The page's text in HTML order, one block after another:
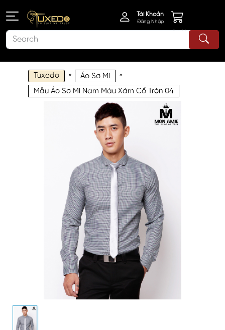
Tài Khoản
Đăng Nhập
Giỏ Hàng
Tuxedo » Áo Sơ Mi »
Mẫu Áo Sơ Mi Nam Màu Xám Cổ Tròn 04